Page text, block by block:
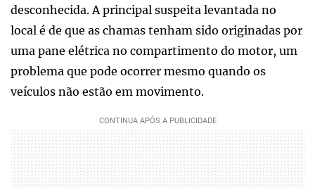
desconhecida. A principal suspeita levantada no
local é de que as chamas tenham sido originadas por
uma pane elétrica no compartimento do motor, um
problema que pode ocorrer mesmo quando os
veículos não estão em movimento.